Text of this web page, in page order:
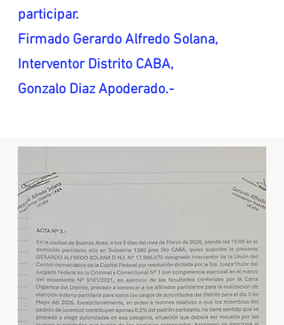
participar.
Firmado Gerardo Alfredo Solana,
Interventor Distrito CABA,
Gonzalo Diaz Apoderado.-